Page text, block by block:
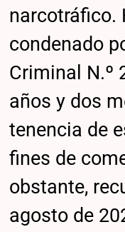
narcotráfico.
condenado
Criminal N.º
años y dos
tenencia de
fines de
obstante,
agosto de